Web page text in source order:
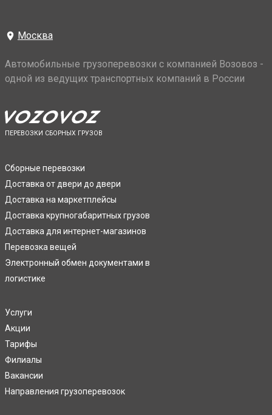
Москва
Автомобильные грузоперевозки с компанией Возовоз -
одной из ведущих транспортных компаний в России
ПЕРЕВОЗКИ СБОРНЫХ ГРУЗОВ
Сборные перевозки
Доставка от двери до двери
Доставка на маркетплейсы
Доставка крупногабаритных грузов
Доставка для интернет-магазинов
Перевозка вещей
Электронный обмен документами в
логистике
Услуги
Акции
Тарифы
Филиалы
Вакансии
Направления грузоперевозок